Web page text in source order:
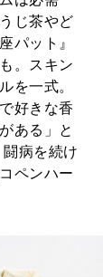
じ茶やど
パット』
。スキン
を一式。
好きな香
ある」と
病を続け
ペンハー